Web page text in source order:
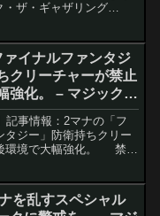
ザ・ギャザリング
メディア展開においては
イナルファンタジ
クリーチャーが禁止
強化。 – マジック：
ング
記事情報：2マナの「フ
タジー」防衛持ちクリー
環境で大幅強化。 禁止
OnlineのSta...
を乱すスペシャル